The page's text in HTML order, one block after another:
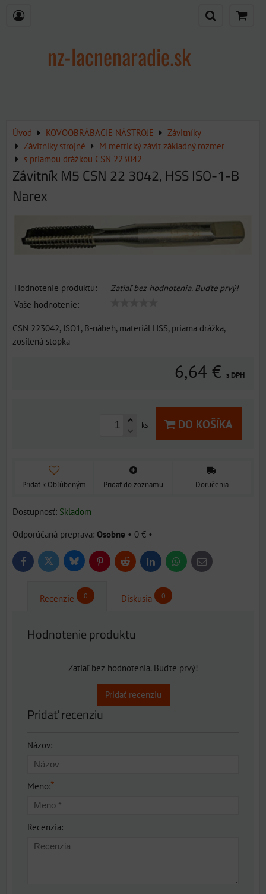
nz-lacnenaradie.sk
Úvod KOVOOBRÁBACIE NÁSTROJE
Závitníky
Závitníky strojné
M metrický závit základný rozmer
s priamou drážkou CSN 223042
Závitník M5 CSN 22 3042, HSS ISO-1-B
Narex
Hodnotenie produktu:
Zatiaľ bez hodnotenia. Buďte prvý!
Vaše hodnotenie:
CSN 223042, ISO1, B-nábeh, materiál HSS, priama drážka,
zosílená stopka
6,64 € s DPH
ks DO KOŠÍKA
Pridať k Obľúbeným Pridať do zoznamu Doručenia
Dostupnosť: Skladom
Osobne • 0 € •
FacebookTwitter BlueskyPinterestReddit LinkedInWhatsApp
E-
mail
Recenzie 0 Diskusia 0
Hodnotenie produktu
Zatiaľ bez hodnotenia. Buďte prvý!
Pridať recenziu
Pridať recenziu
Názov:
Meno:*
Recenzia: